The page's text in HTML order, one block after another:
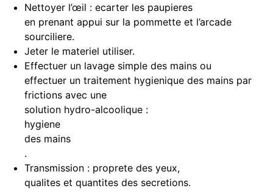
Nettoyer l’œil : ecarter les paupieres
en prenant appui sur la pommette et l’arcade
sourciliere.
Jeter le materiel utiliser.
Effectuer un lavage simple des mains ou
effectuer un traitement hygienique des mains par
frictions avec une
solution hydro-alcoolique :
hygiene
des mains
.
Transmission : proprete des yeux,
qualites et quantites des secretions.